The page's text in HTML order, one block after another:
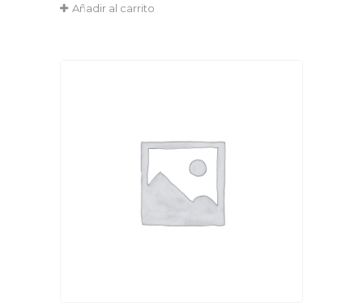
Añadir al carrito